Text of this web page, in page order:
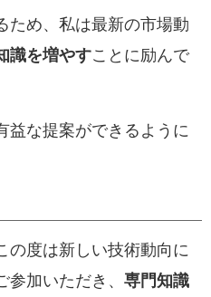
ため、私は最新の市場動
識を増やすことに励んで
益な提案ができるように
の度は新しい技術動向に
参加いただき、 専門知識